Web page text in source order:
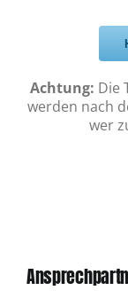
Achtung: Die
werden nach
wer